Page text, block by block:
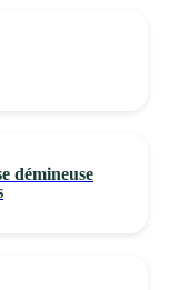
démineuse